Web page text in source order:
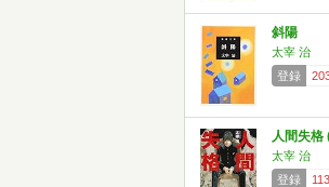
斜陽
太宰 治
登録
人間失格
太宰 治
登録